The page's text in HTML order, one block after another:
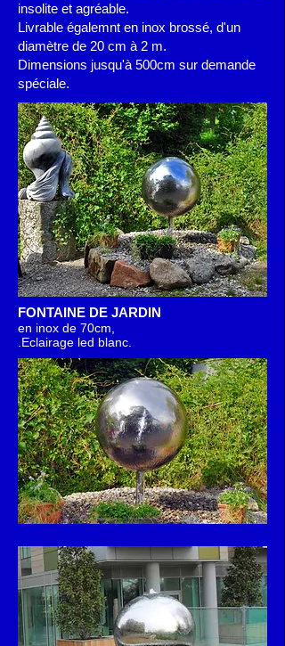
insolite et agréable.
Livrable égalemnt en inox brossé, d'un
diamètre de 20 cm à 2 m.
Dimensions jusqu'à 500cm sur demande
spéciale.
FONTAINE DE JARDIN
en inox de 70cm,
Eclairage led blanc.